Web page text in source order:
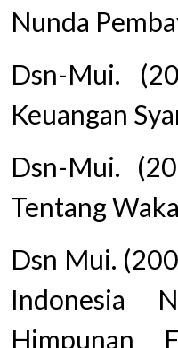
Nunda
Dsn-Mui.
Keuangan
Dsn-Mui.
Tentang
Dsn Mui.
Indonesia
Himpunan